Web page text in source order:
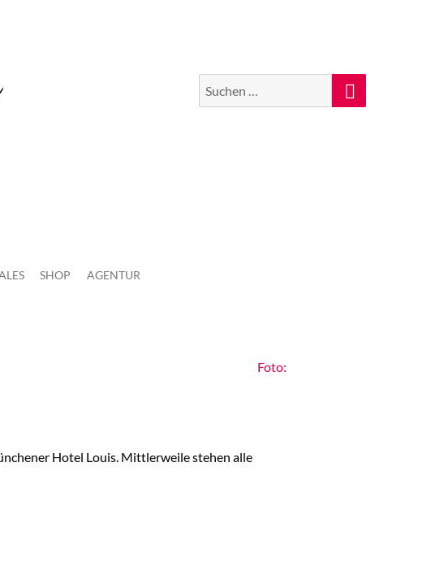
Suche
nach:
Suchen
SHOP AGENTUR
Foto:
Hotel Louis. Mittlerweile stehen alle